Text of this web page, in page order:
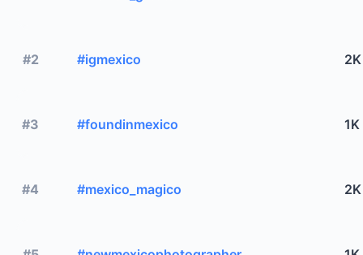
#2 #igmexico 2K
#3 #foundinmexico 1K
#4 #mexico_magico 2K